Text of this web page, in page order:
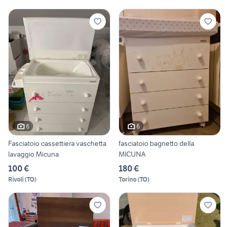
6
Fasciatoio cassettiera vaschetta
lavaggio Micuna
100 €
Rivoli(TO)
6
fasciatoio bagnetto della
MICUNA
180 €
Torino(TO)